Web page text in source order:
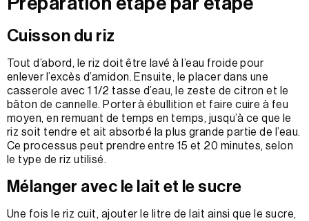
Cuisson du riz
Tout d’abord, le riz doit être lavé à l’eau froide pour
enlever l’excès d’amidon. Ensuite, le placer dans une
casserole avec 1 1/2 tasse d’eau, le zeste de citron et le
bâton de cannelle. Porter à ébullition et faire cuire à feu
moyen, en remuant de temps en temps, jusqu’à ce que le
riz soit tendre et ait absorbé la plus grande partie de l’eau.
Ce processus peut prendre entre 15 et 20 minutes, selon
le type de riz utilisé.
Mélanger avec le lait et le sucre
Une fois le riz cuit, ajouter le litre de lait ainsi que le sucre,